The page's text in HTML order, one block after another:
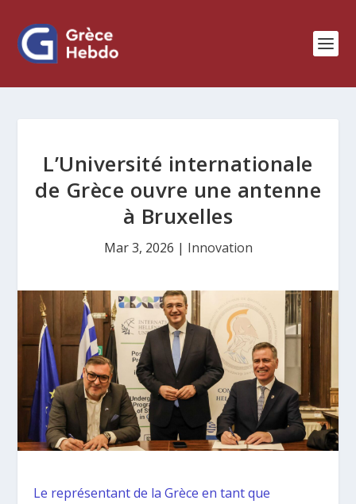
L’Université internationale
de Grèce ouvre une antenne
à Bruxelles
Mar 3, 2026 | Innovation
Le représentant de la Grèce en tant que